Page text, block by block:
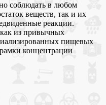
соблюдать в любом
веществ, так и их
реакции.
из привычных
пищевых
концентрации